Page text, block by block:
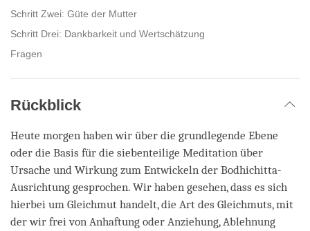
Schritt Zwei: Güte der Mutter
Schritt Drei: Dankbarkeit und Wertschätzung
Fragen
Rückblick
Heute morgen haben wir über die grundlegende Ebene
oder die Basis für die siebenteilige Meditation über
Ursache und Wirkung zum Entwickeln der Bodhichitta-
Ausrichtung gesprochen. Wir haben gesehen, dass es sich
hierbei um Gleichmut handelt, die Art des Gleichmuts, mit
der wir frei von Anhaftung oder Anziehung, Ablehnung